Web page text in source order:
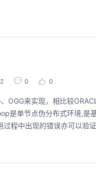
0 0
OGG来实现，相比较
是单节点伪分布式环境,是
程中出现的错误亦可以验